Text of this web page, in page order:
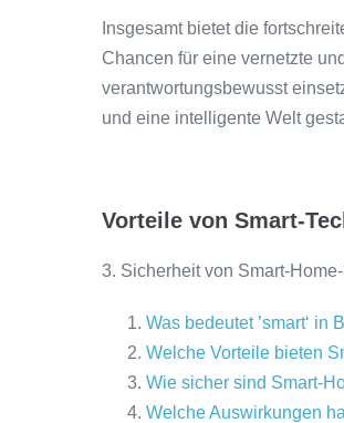
Insgesamt bietet die
Chancen für eine vernetzte
verantwortungsbewusst
und eine intelligente Welt
Vorteile von Smart-
3. Sicherheit von Smart-
Was bedeutet ’smart‘ in
Welche Vorteile bieten
Wie sicher sind Smart-
Welche Auswirkungen